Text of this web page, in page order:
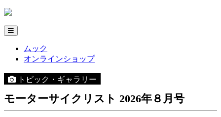
ムック
オンラインショップ
トピック・ギャラリー
モーターサイクリスト 2026年８月号